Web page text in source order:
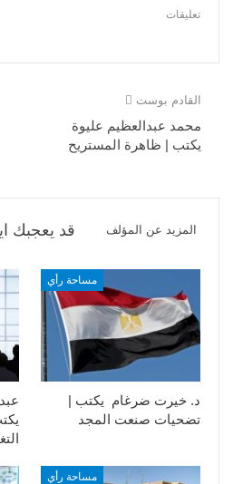
تعليقات
القادم بوست
محمد عبدالعظيم عليوة
يكتب | ظاهرة المستريح
قد يعجبك المزيد عن المؤلف
مساحة رأي
د. خيرت ضرغام يكتب |
تضحيات صنعت المجد
مساحة رأي